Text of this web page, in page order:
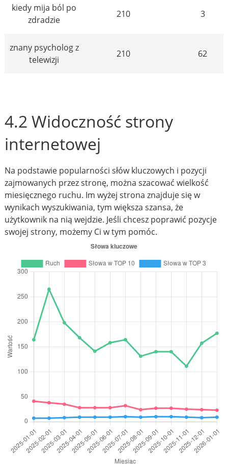
kiedy mija ból po
zdradzie
210 3
znany psycholog z
telewizji
210 62
4.2 Widoczność strony
internetowej
Na podstawie popularności słów kluczowych i pozycji
zajmowanych przez stronę, można szacować wielkość
miesięcznego ruchu. Im wyżej strona znajduje się w
wynikach wyszukiwania, tym większa szansa, że
użytkownik na nią wejdzie. Jeśli chcesz poprawić pozycje
swojej strony, możemy Ci w tym pomóc.